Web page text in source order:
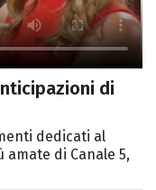
di
dedicati al
di Canale 5,